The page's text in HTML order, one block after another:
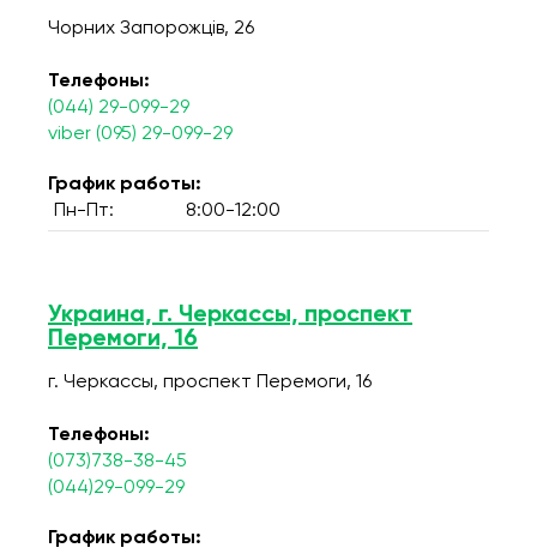
Чорних Запорожців, 26
Телефоны:
(044) 29-099-29
viber (095) 29-099-29
График работы:
Пн-Пт:
8:00-12:00
Украина, г. Черкассы, проспект
Перемоги, 16
г. Черкассы, проспект Перемоги, 16
Телефоны:
(073)738-38-45
(044)29-099-29
График работы: